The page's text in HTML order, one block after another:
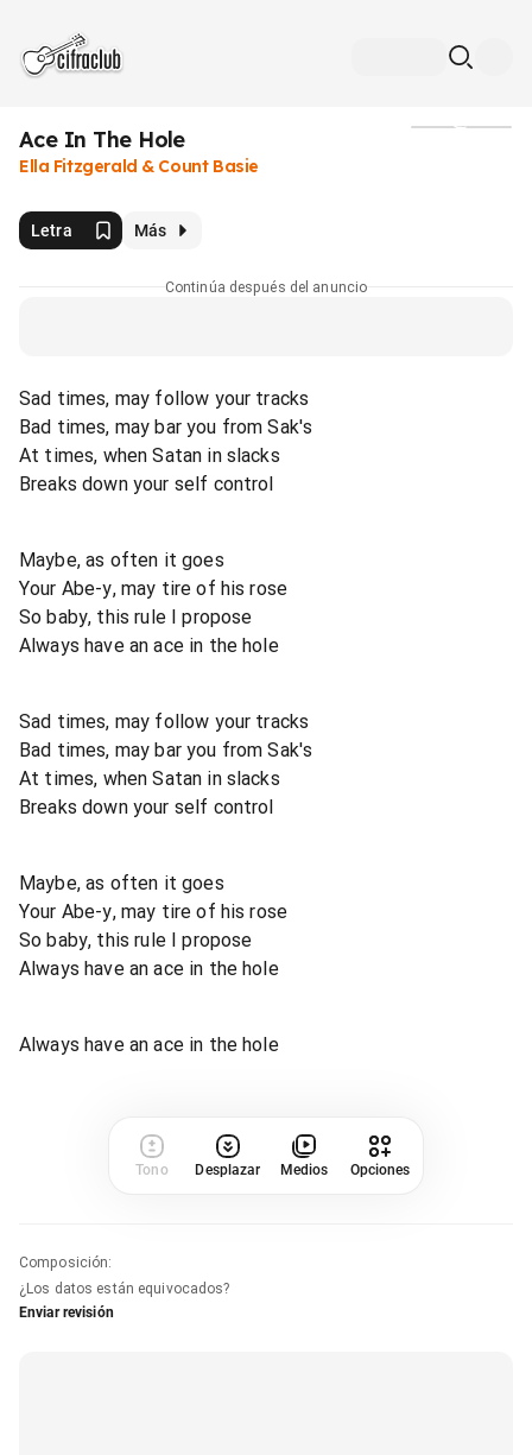
Ace In The Hole
Ella Fitzgerald & Count Basie
Letra Más
Continúa después del anuncio
Sad times, may follow your tracks
Bad times, may bar you from Sak's
At times, when Satan in slacks
Breaks down your self control
Maybe, as often it goes
Your Abe-y, may tire of his rose
So baby, this rule I propose
Always have an ace in the hole
Sad times, may follow your tracks
Bad times, may bar you from Sak's
At times, when Satan in slacks
Breaks down your self control
Maybe, as often it goes
Your Abe-y, may tire of his rose
So baby, this rule I propose
Always have an ace in the hole
Always have an ace in the hole
Tono Desplazar Medios Opciones
Composición:
¿Los datos están equivocados?
Enviar revisión